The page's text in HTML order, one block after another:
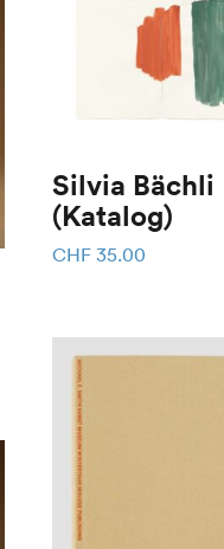
Silvia Bächli
(Katalog)
CHF 35.00